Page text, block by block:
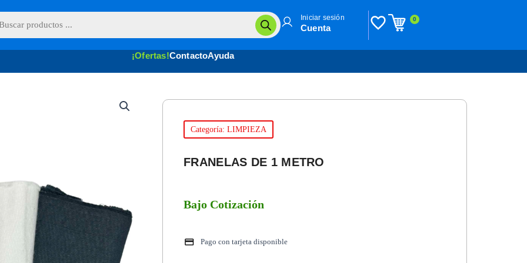
Iniciar sesión
Cuenta
0
¡Ofertas!ContactoAyuda
Categoría: LIMPIEZA
FRANELAS DE 1 METRO
Bajo Cotización
Pago con tarjeta disponible